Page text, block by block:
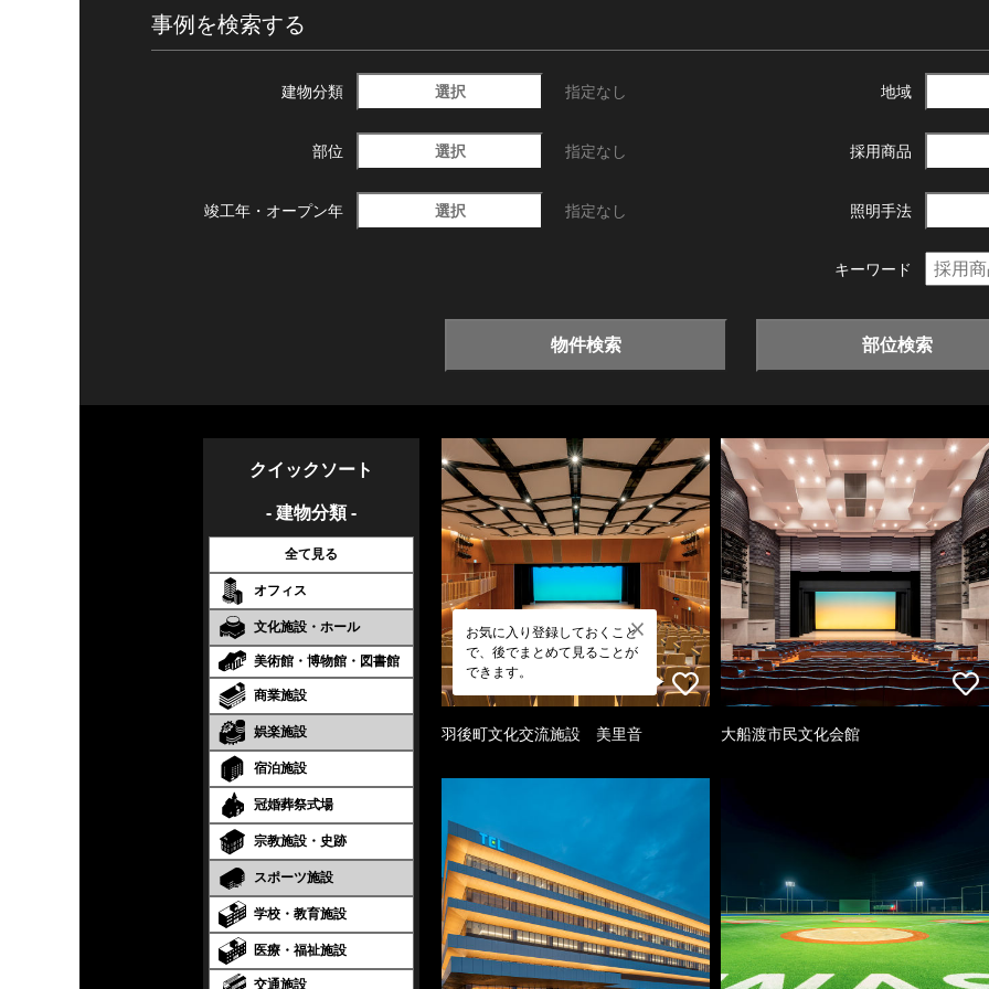
事例を検索する
建物分類 選択 指定なし 地域
部位 選択 指定なし 採用商品
竣工年・ オープン年 選択 指定なし 照明手法
キーワード
物件検索 部位検索
クイックソート
- 建物分類 -
全て見る
オフィス
文化施設・ホール
美術館・博物館・図書館
商業施設
娯楽施設
宿泊施設
冠婚葬祭式場
宗教施設・史跡
スポーツ施設
学校・教育施設
医療・福祉施設
交通施設
お気に入り登録しておくこと
で、後でまとめて見ることが
できます。
羽後町文化交流施設 美里音 大船渡市民文化会館